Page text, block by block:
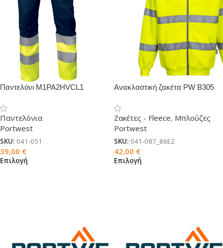
Παντελόνι M1PA2HVCL1
Παντελόνια
Portwest
SKU: 041-051
39,00 €
Επιλογή
Ανακλαστική ζακέτα PW B305
Ζακέτες - Fleece, Μπλούζες
Portwest
SKU: 041-087_86E2
42,00 €
Επιλογή